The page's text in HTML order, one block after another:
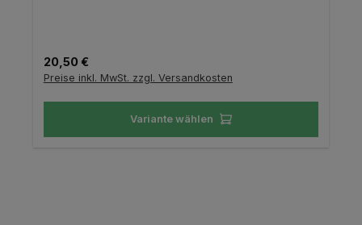
Regulärer Preis:
20,50 €
Preise inkl. MwSt. zzgl. Versandkosten
Variante wählen